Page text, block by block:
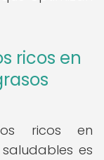
ricos en
ricos en
es